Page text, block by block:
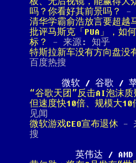
吗？你看好其前景吗？
-
清华学霸俞浩放言要超越
批评马斯克「PUA」，如
标？
- 来源: 知乎
特斯拉新车没有方向盘没
百度热搜
微软 / 谷歌 /
“谷歌天团”反击AI泡沫质
但速度快10倍、规模大10
见闻
微软游戏CEO宣布退休 -
搜
英伟达 /